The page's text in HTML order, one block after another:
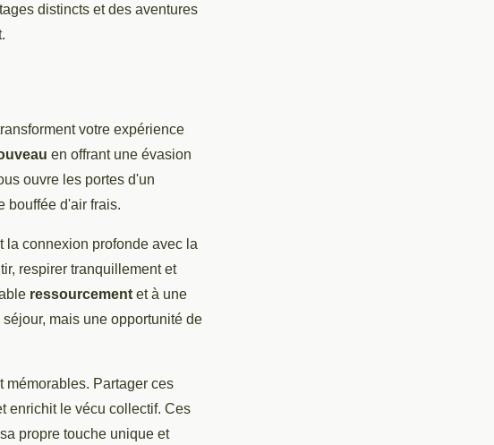
distincts et des aventures
votre expérience
en offrant une évasion
ouvre les portes d'un
bouffée d'air frais.
la connexion profonde avec la
respirer tranquillement et
ressourcement et à une
mais une opportunité de
mémorables. Partager ces
enrichit le vécu collectif. Ces
propre touche unique et